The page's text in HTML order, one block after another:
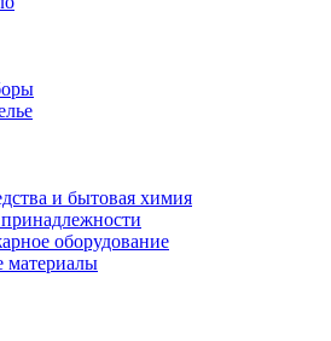
и бытовая химия
оборудование
материалы